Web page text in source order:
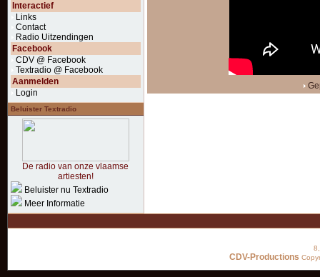
Interactief
Links
Contact
Radio Uitzendingen
Facebook
CDV @ Facebook
Textradio @ Facebook
Aanmelden
Login
Beluister Textradio
De radio van onze vlaamse
artiesten!
Beluister nu Textradio
Meer Informatie
CDV-Productions